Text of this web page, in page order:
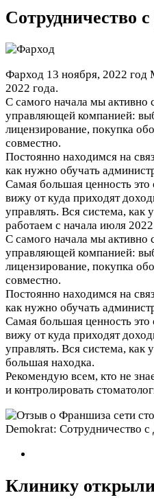
Сотрудничество
Фарход 13 ноября, 2022 год
2022 года.
С самого начала мы активно
управляющей компанией:
лицензирование, покупка
совместно.
Постоянно находимся на
как нужно обучать
Самая большая ценность
вижу от куда приходят
управлять. Вся система, как
работаем с начала июля
С самого начала мы активно
управляющей компанией:
лицензирование, покупка
совместно.
Постоянно находимся на
как нужно обучать
Самая большая ценность
вижу от куда приходят
управлять. Вся система, как
большая находка.
Рекомендую всем, кто не
и контролировать
Клинику открыли